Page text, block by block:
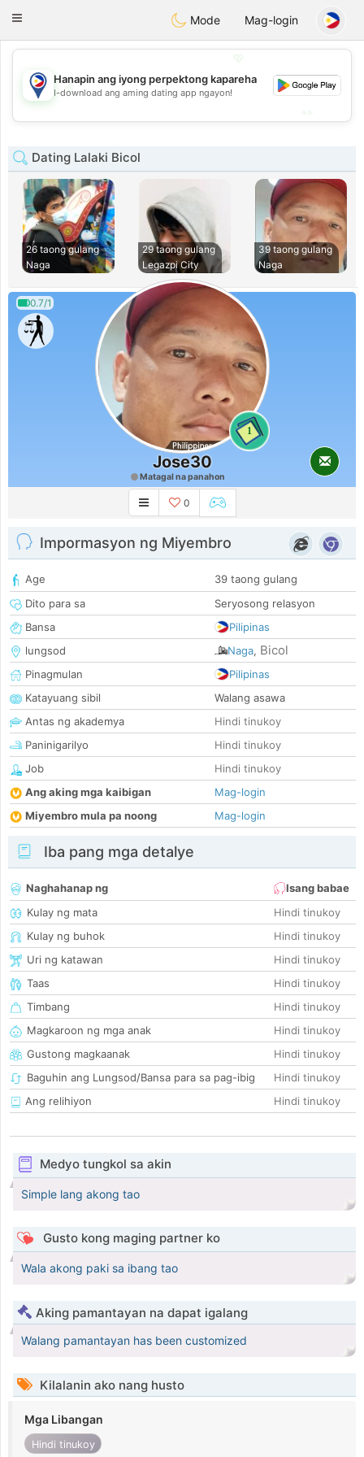
PhilippinesChat
Toggle
Mode Mag-login
💖
💕
Hanapin ang iyong perpektong kapareha
I-download ang aming dating app ngayon!
Dating Lalaki Bicol
26 taong gulang
Naga
29 taong gulang
Legazpi City
39 taong gulang
Naga
0.7/1
1
Jose30
Matagal na panahon
0
Impormasyon ng Miyembro
Age
39 taong gulang
Dito para sa
Seryosong relasyon
Bansa
Pilipinas
lungsod
Naga, Bicol
Pinagmulan
Pilipinas
Katayuang sibil
Walang asawa
Antas ng akademya
Hindi tinukoy
Paninigarilyo
Hindi tinukoy
Job
Hindi tinukoy
Ang aking mga kaibigan
Mag-login
Miyembro mula pa noong
Mag-login
Iba pang mga detalye
Naghahanap ng
Isang babae
Kulay ng mata
Hindi tinukoy
Kulay ng buhok
Hindi tinukoy
Uri ng katawan
Hindi tinukoy
Taas
Hindi tinukoy
Timbang
Hindi tinukoy
Magkaroon ng mga anak
Hindi tinukoy
Gustong magkaanak
Hindi tinukoy
Baguhin ang Lungsod/Bansa para sa pag-ibig
Hindi tinukoy
Ang relihiyon
Hindi tinukoy
Medyo tungkol sa akin
Simple lang akong tao
Gusto kong maging partner ko
Wala akong paki sa ibang tao
Aking pamantayan na dapat igalang
Walang pamantayan has been customized
Kilalanin ako nang husto
Mga Libangan
Hindi tinukoy